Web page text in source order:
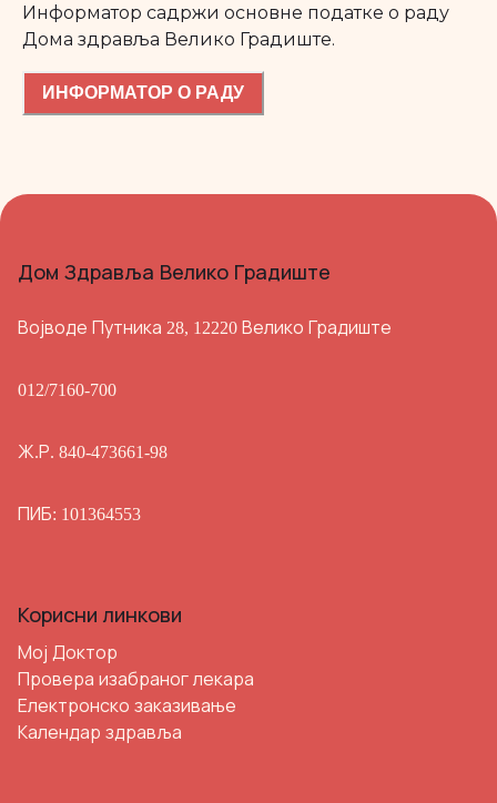
Информатор садржи основне податке о раду
Дома здравља Велико Градиште.
ИНФОРМАТОР О РАДУ
Дом Здравља Велико Градиште
Војводе Путника 28, 12220 Велико Градиште
012/7160-700
Ж.Р. 840-473661-98
ПИБ: 101364553
Корисни линкови
Мој Доктор
Провера изабраног лекара
Електронско заказивање
Календар здравља